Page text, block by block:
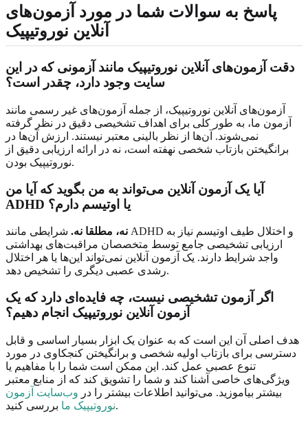
پاسخ به سوالات شما در مورد آزمون‌های
آنلاین نوروتیپیک
دقت آزمون‌های آنلاین نوروتیپیک مانند آزمونی که در این
سایت وجود دارد، چقدر است؟
آزمون‌های آنلاین نوروتیپیک، از جمله آزمون‌های غیر رسمی مانند
آزمون ما، به طور کلی برای اهداف تشخیصی دقیق در نظر گرفته
نمی‌شوند. آن‌ها از نظر بالینی معتبر نیستند. ارزش آن‌ها در
برانگیختن بازتاب شخصی نهفته است، نه در ارائه ارزیابی دقیق از
نوروتیپیک بودن.
آیا یک آزمون آنلاین می‌تواند به من بگوید که آیا من
ADHD یا اوتیسم دارم؟
نه، مطلقا نه. شرایطی مانند ADHD و اختلال طیف اوتیسم نیاز به
ارزیابی تشخیصی جامع توسط متخصصان مراقبت‌های بهداشتی
واجد شرایط دارند. یک آزمون آنلاین نمی‌تواند این‌ها یا هر اختلال
رشدی عصبی دیگری را تشخیص دهد.
اگر آزمون تشخیصی نیست، چه فایده‌ای دارد که یک
آزمون آنلاین نوروتیپیک انجام دهیم؟
هدف اصلی آن این است که به عنوان یک ابزار بسیار اساسی و قابل
دسترسی برای بازتاب اولیه شخصی و برانگیختن کنجکاوی در مورد
تنوع عصبی عمل کند. این ممکن است شما را با مفاهیم یا
ویژگی‌های خاصی آشنا کند و شما را تشویق کند که از منابع معتبر
بیشتر بیاموزید. می‌توانید اطلاعات بیشتر را در وب‌سایت آزمون
نوروتیپیک مابررسی کنید.